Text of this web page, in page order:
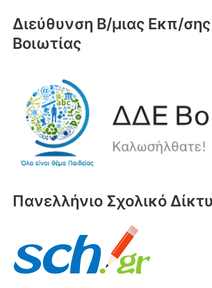
Διεύθυνση Β/μιας Εκπ/
Βοιωτίας
Πανελλήνιο Σχολικό